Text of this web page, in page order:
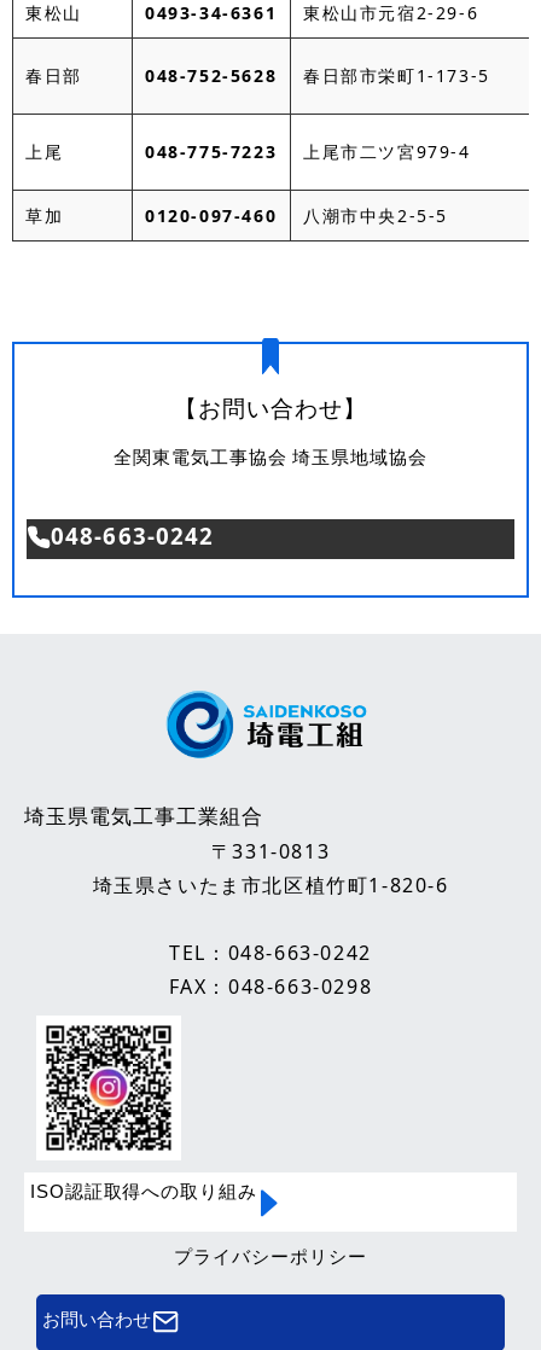
東松山 0493-34-6361 東松山市元宿2-29-6
春日部 048-752-5628 春日部市栄町1-173-5
上尾 048-775-7223 上尾市二ツ宮979-4
草加 0120-097-460 八潮市中央2-5-5
【お問い合わせ】
全関東電気工事協会 埼玉県地域協会
048-663-0242
埼玉県電気工事工業組合
〒331-0813
埼玉県さいたま市北区植竹町1-820-6
TEL： 048-663-0242
FAX：048-663-0298
ISO認証取得への取り組み
プライバシーポリシー
お問い合わせ